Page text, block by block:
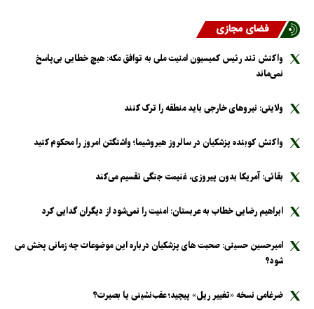
فضای مجازی
واکنش تند رئیس کمیسیون امنیت ملی به توافق مکه: هیچ خطایی بی‌پاسخ
نمی‌ماند
ولایتی: نیرو‌های خارجی باید منطقه را ترک کنند
واکنش کوبنده پزشکیان در سالروز هیروشیما؛ واشنگتن امروز را محکوم کنید
بقائی: آمریکا بدون پیروزی، غنیمت جنگی تقسیم می‌کند
ابراهیم رضایی خطاب به عربستان: امنیت را نمی‌شود از دیگران گدایی کرد
امیرحسین حسینی: صحبت های پزشکیان درباره این موضوعات چه زمانی پخش می
شود؟
ضرغامی نسخه «تغییر ریل» پیچید؛ عقب‌نشینی یا بصیرت؟